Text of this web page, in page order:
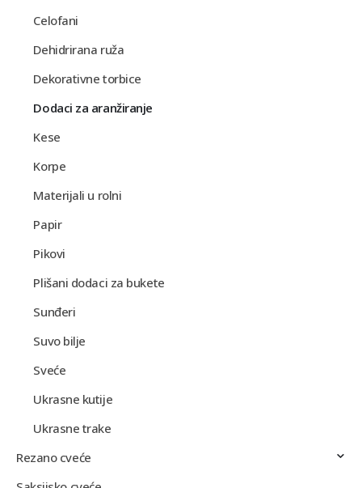
Celofani
Dehidrirana ruža
Dekorativne torbice
Dodaci za aranžiranje
Kese
Korpe
Materijali u rolni
Papir
Pikovi
Plišani dodaci za bukete
Sunđeri
Suvo bilje
Sveće
Ukrasne kutije
Ukrasne trake
Rezano cveće